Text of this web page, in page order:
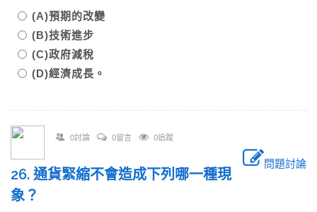
(A)預期的改變
(B)技術進步
(C)政府減稅
(D)經濟成長。
0討論 0留言 0追蹤
問題討論
26. 通貨緊縮不會造成下列哪一種現
象？